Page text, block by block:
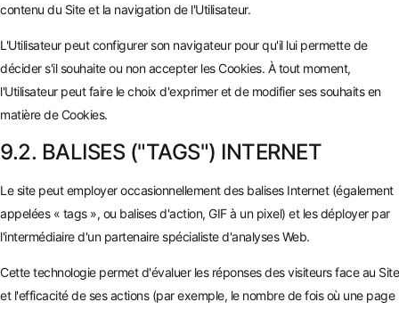
contenu du Site et la navigation de l'Utilisateur.
L'Utilisateur peut configurer son navigateur pour qu'il lui permette de
décider s'il souhaite ou non accepter les Cookies. À tout moment,
l'Utilisateur peut faire le choix d'exprimer et de modifier ses souhaits en
matière de Cookies.
9.2. BALISES ("TAGS") INTERNET
Le site peut employer occasionnellement des balises Internet (également
appelées « tags », ou balises d'action, GIF à un pixel) et les déployer par
l'intermédiaire d'un partenaire spécialiste d'analyses Web.
Cette technologie permet d'évaluer les réponses des visiteurs face au Site
et l'efficacité de ses actions (par exemple, le nombre de fois où une page